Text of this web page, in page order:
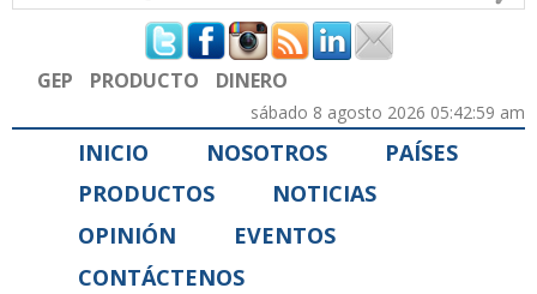
Formulario de búsqueda
GEP PRODUCTO DINERO
sábado 8 agosto 2026 05:42:59 am
INICIO NOSOTROS
PAÍSES
PRODUCTOS
NOTICIAS
OPINIÓN
EVENTOS
CONTÁCTENOS